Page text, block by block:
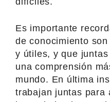
Es importante
de conocimiento
y útiles, y que
una comprensión
mundo. En última
trabajan juntas para